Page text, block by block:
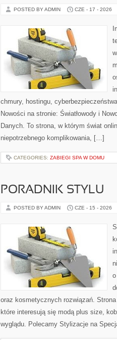
POSTED BY ADMIN CZE - 17 - 2026
chmury, hostingu,
Nowości na stronie: Światłowody i
Danych. To strona, w którym świat
niepotrzebnego komplikowania, […]
CATEGORIES: ZABIEGI SPA W DOMU
PORADNIK STYLU
POSTED BY ADMIN CZE - 15 - 2026
oraz kosmetycznych rozwiązań.
które interesują się modą plus size,
wyglądu. Polecamy Stylizacje na